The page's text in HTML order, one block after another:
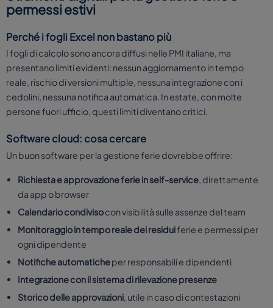
permessi estivi
Perché i fogli Excel non bastano più
I fogli di calcolo sono ancora diffusi nelle PMI italiane, ma
presentano limiti evidenti: nessun aggiornamento in tempo
reale, rischio di versioni multiple, nessuna integrazione con i
cedolini, nessuna notifica automatica. In estate, con molte
persone fuori ufficio, questi limiti diventano critici.
Software cloud: cosa cercare
Un buon software per la gestione ferie dovrebbe offrire:
Richiesta e approvazione ferie in self-service, direttamente
da app o browser
Calendario condivisocon visibilità sulle assenze del team
Monitoraggio in tempo reale dei residuiferie e permessi per
ogni dipendente
Notifiche automaticheper responsabili e dipendenti
Integrazione con il sistema di rilevazione presenze
Storico delle approvazioni, utile in caso di contestazioni